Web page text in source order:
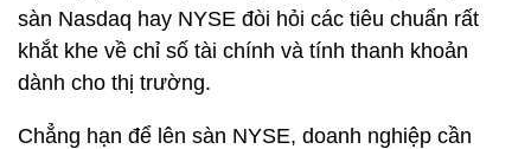
sàn Nasdaq hay NYSE đòi hỏi các tiêu chuẩn rất
khắt khe về chỉ số tài chính và tính thanh khoản
dành cho thị trường.
Chẳng hạn để lên sàn NYSE, doanh nghiệp cần